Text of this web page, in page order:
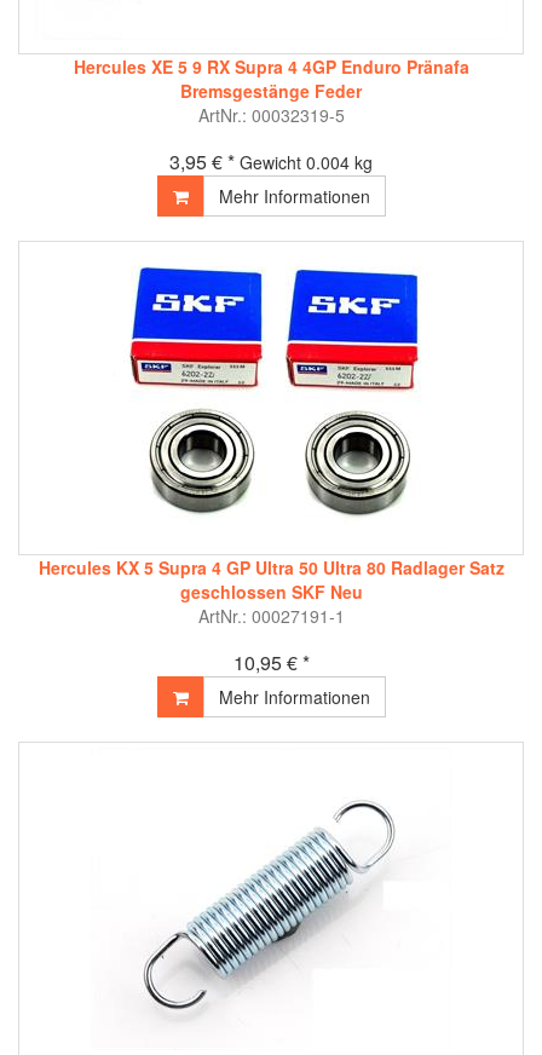
Hercules XE 5 9 RX Supra 4 4GP Enduro Pränafa
Bremsgestänge Feder
ArtNr.: 00032319-5
3,95 € * Gewicht 0.004 kg
Mehr Informationen
Hercules KX 5 Supra 4 GP Ultra 50 Ultra 80 Radlager Satz
geschlossen SKF Neu
ArtNr.: 00027191-1
10,95 € *
Mehr Informationen